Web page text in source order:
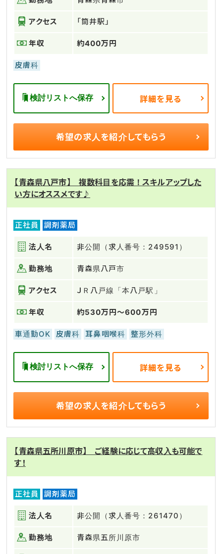
アクセス 「筒井駅」
年収 約400万円
皮膚科
検討リストへ保存 詳細を見る
希望の求人を紹介してもらう
【青森県八戸市】 複数科目を応需！スキルアップした
い方にオススメです♪
正社員 調剤薬局
法人名 非公開（求人番号：249591）
勤務地 青森県八戸市
アクセス ＪＲ八戸線「本八戸駅」
年収 約530万円～600万円
車通勤OK 皮膚科 耳鼻咽喉科 整形外科
検討リストへ保存 詳細を見る
希望の求人を紹介してもらう
【青森県五所川原市】 ご経験に応じて高収入も可能で
す！
正社員 調剤薬局
法人名 非公開（求人番号：261470）
勤務地 青森県五所川原市